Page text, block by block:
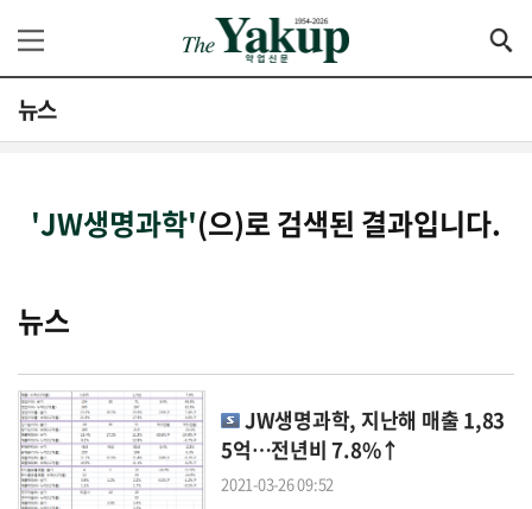
뉴스
'JW생명과학'(으)로 검색된 결과입니다.
뉴스
JW생명과학, 지난해 매출 1,83
5억…전년비 7.8%↑
2021-03-26 09:52